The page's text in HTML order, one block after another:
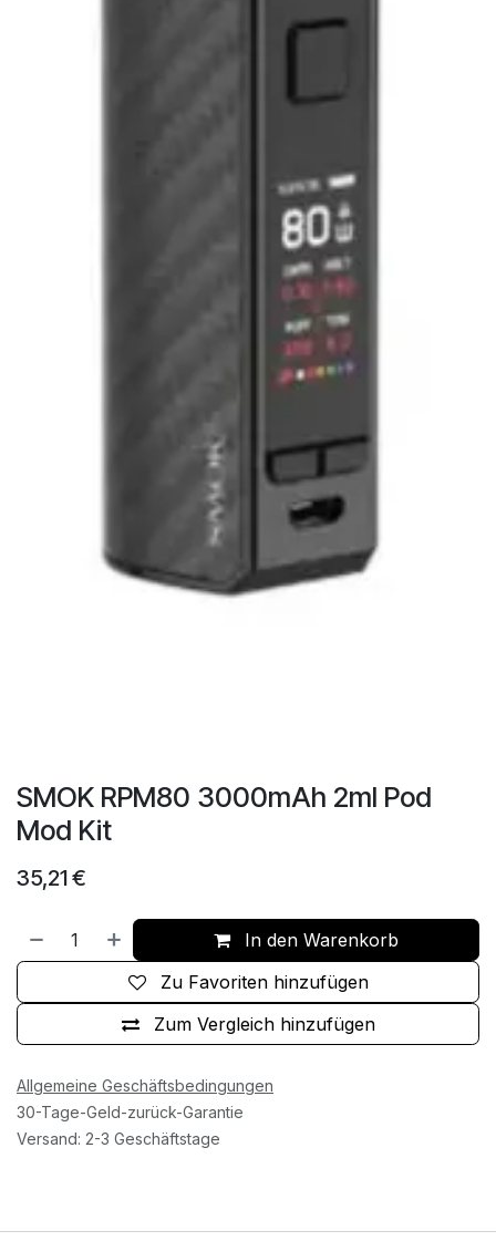
SMOK RPM80 3000mAh 2ml Pod
Mod Kit
35,21€
In den Warenkorb
Zum Vergleich hinzufügen
Zu Favoriten hinzufügen
Allgemeine Geschäftsbedingungen
30-Tage-Geld-zurück-Garantie
Versand: 2-3 Geschäftstage